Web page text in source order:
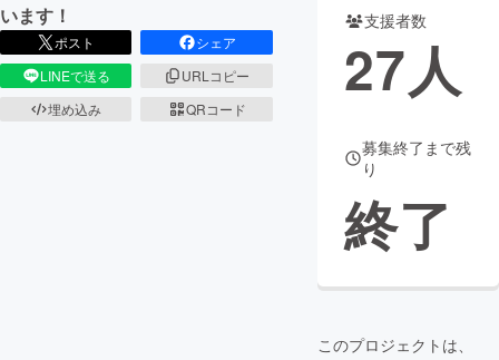
います！
ポスト
シェア
LINEで送る
URLコピー
埋め込み
QRコード
支援者数
27人
募集終了まで残
り
終了
このプロジェクトは、